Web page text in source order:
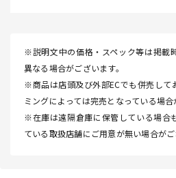
※説明文中の価格・スペック等は掲載
異なる場合がございます。
※商品は店頭及び外部ECでも併売して
ミングによっては完売となっている場合
※在庫は遠隔倉庫に保管している場合
ている取扱店舗にご用意が無い場合がご